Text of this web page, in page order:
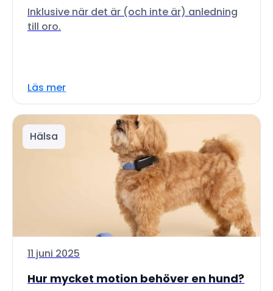
Inklusive när det är (och inte är) anledning
till oro.
Läs mer
Hälsa
11 juni 2025
Hur mycket motion behöver en hund?